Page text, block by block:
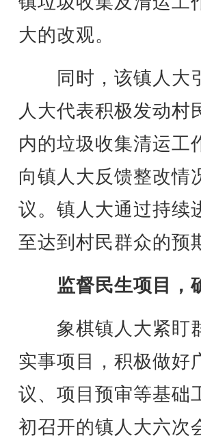
大的改观。
同时，该镇人大
人大代表积极发动村
内的垃圾收集清运工
向镇人大反馈整改情
议。镇人大通过持续
至达到村民群众的预
监督民生项目，
象棋镇人大紧盯
实事项目，积极做好
议、项目预审等基础
初召开的镇人大六次